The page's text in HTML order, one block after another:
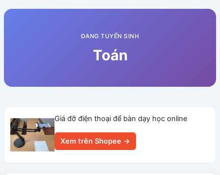
ĐANG TUYỂN SINH
Toán
Giá đỡ điện thoại để bàn dạy học online
Xem trên Shopee →